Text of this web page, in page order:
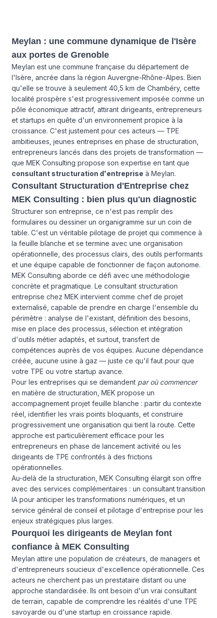
Meylan : une commune dynamique de l'Isère
aux portes de Grenoble
Meylan est une commune française du département de
l'Isère, ancrée dans la région Auvergne-Rhône-Alpes. Bien
qu'elle se trouve à seulement 40,5 km de Chambéry, cette
localité prospère s'est progressivement imposée comme un
pôle économique attractif, attirant dirigeants, entrepreneurs
et startups en quête d'un environnement propice à la
croissance. C'est justement pour ces acteurs — TPE
ambitieuses, jeunes entreprises en phase de structuration,
entrepreneurs lancés dans des projets de transformation —
que MEK Consulting propose son expertise en tant que
consultant structuration d'entreprise à Meylan.
Consultant Structuration d'Entreprise chez
MEK Consulting : bien plus qu'un diagnostic
Structurer son entreprise, ce n'est pas remplir des
formulaires ou dessiner un organigramme sur un coin de
table. C'est un véritable pilotage de projet qui commence à
la feuille blanche et se termine avec une organisation
opérationnelle, des processus clairs, des outils performants
et une équipe capable de fonctionner de façon autonome.
MEK Consulting aborde ce défi avec une méthodologie
concrète et pragmatique. Le consultant structuration
entreprise chez MEK intervient comme chef de projet
externalisé, capable de prendre en charge l'ensemble du
périmètre : analyse de l'existant, définition des besoins,
mise en place des processus, sélection et intégration
d'outils métier adaptés, et surtout, transfert de
compétences auprès de vos équipes. Aucune dépendance
créée, aucune usine à gaz — juste ce qu'il faut pour que
votre TPE ou votre startup avance.
Pour les entreprises qui se demandent par où commencer
en matière de structuration, MEK propose un
accompagnement projet feuille blanche : partir du contexte
réel, identifier les vrais points bloquants, et construire
progressivement une organisation qui tient la route. Cette
approche est particulièrement efficace pour les
entrepreneurs en phase de lancement activité ou les
dirigeants de TPE confrontés à des frictions
opérationnelles.
Au-delà de la structuration, MEK Consulting élargit son offre
avec des services complémentaires : un consultant transition
IA pour anticiper les transformations numériques, et un
service général de conseil et pilotage d'entreprise pour les
enjeux stratégiques plus larges.
Pourquoi les dirigeants de Meylan font
confiance à MEK Consulting
Meylan attire une population de créateurs, de managers et
d'entrepreneurs soucieux d'excellence opérationnelle. Ces
acteurs ne cherchent pas un prestataire distant ou une
approche standardisée. Ils ont besoin d'un vrai consultant
de terrain, capable de comprendre les réalités d'une TPE
savoyarde ou d'une startup en croissance rapide.